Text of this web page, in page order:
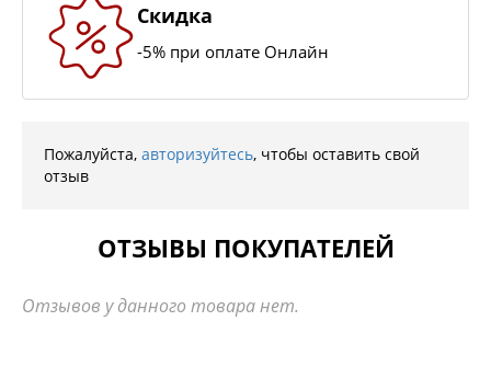
Скидка
-5% при оплате Онлайн
Пожалуйста, авторизуйтесь, чтобы оставить свой
отзыв
ОТЗЫВЫ ПОКУПАТЕЛЕЙ
Отзывов у данного товара нет.